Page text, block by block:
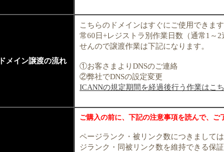
ドメイン譲渡の流れ
こちらのドメインはすぐにご使用できま
常60日+レジストラ別作業日数（通常1～
せんので譲渡作業は下記になります。
①お客さまよりDNSのご連絡
②弊社でDNSの設定変更
ICANNの規定期間を経過後行う作業はこ
ご購入の前に、下記の注意事項を読んで、ご
ページランク・被リンク数につきまして
ジランク・同被リンク数を維持できる保証